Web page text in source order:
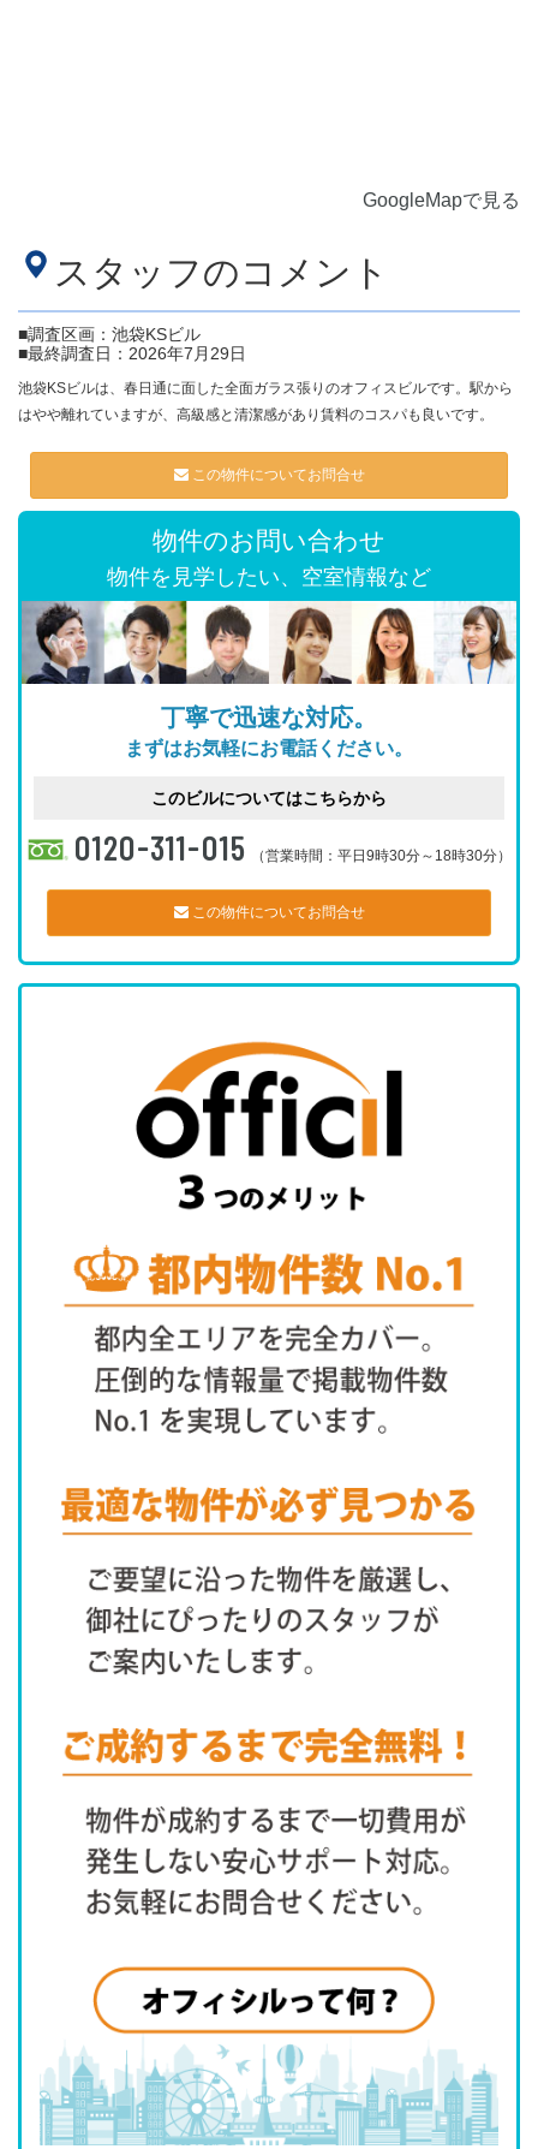
GoogleMapで見る
スタッフのコメント
■調査区画：池袋KSビル
■最終調査日：2026年7月29日
池袋KSビルは、春日通に面した全面ガラス張りのオフィスビルです。駅から
はやや離れていますが、高級感と清潔感があり賃料のコスパも良いです。
この物件についてお問合せ
物件のお問い合わせ
物件を見学したい、空室情報など
丁寧で迅速な対応。
まずはお気軽にお電話ください。
このビルについてはこちらから
0120-311-015 （営業時間：平日9時30分～18時30分）
この物件についてお問合せ